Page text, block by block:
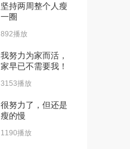
坚持两周整个人瘦
一圈
892播放
我努力为家而活，
家早已不需要我！
3153播放
很努力了，但还是
瘦的慢
1190播放